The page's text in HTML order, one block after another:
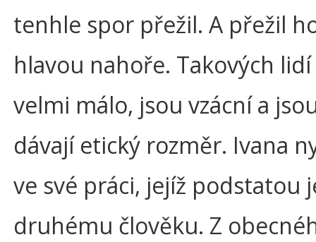
tenhle spor přežil. A přežil
hlavou nahoře. Takových
velmi málo, jsou vzácní a
dávají etický rozměr. Ivana
ve své práci, jejíž podstatou
druhému člověku. Z